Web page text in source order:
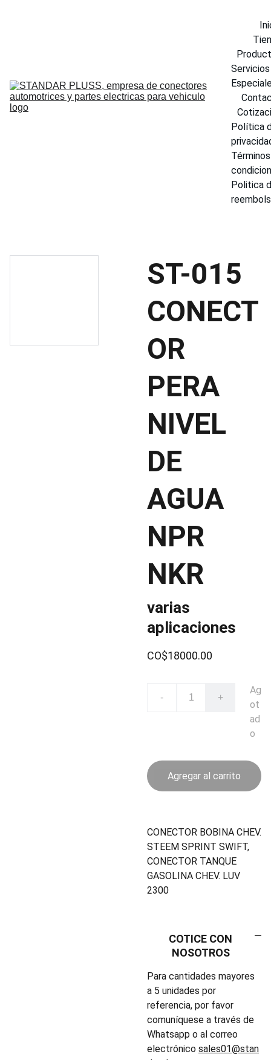
Servicios
Política
Politica
ST-015
CONECT
OR
PERA
NIVEL
DE
AGUA
NPR
NKR
varias
aplicaciones
CO$18000.00
- +
Ag
ot
ad
o
Agregar al carrito
CONECTOR BOBINA CHEV.
STEEM SPRINT SWIFT,
CONECTOR TANQUE
GASOLINA CHEV. LUV
2300
COTICE CON
NOSOTROS
Para cantidades mayores
a 5 unidades por
referencia, por favor
comuníquese a través de
Whatsapp o al correo
electrónico sales01@stan